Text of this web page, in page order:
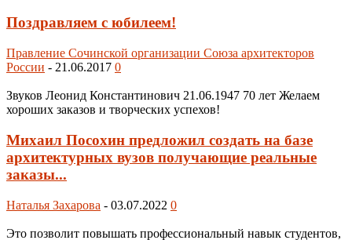
Поздравляем с юбилеем!
Правление Сочинской организации Союза архитекторов
России - 21.06.2017 0
Звуков Леонид Константинович 21.06.1947 70 лет Желаем
хороших заказов и творческих успехов!
Михаил Посохин предложил создать на базе
архитектурных вузов получающие реальные
заказы...
Наталья Захарова - 03.07.2022 0
Это позволит повышать профессиональный навык студентов,